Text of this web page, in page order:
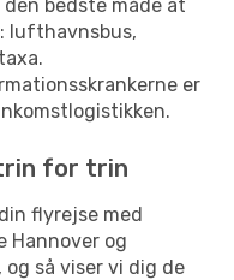
bedste måde at
lufthavnsbus,
er
for trin
flyrejse med
Hannover og
så viser vi dig de